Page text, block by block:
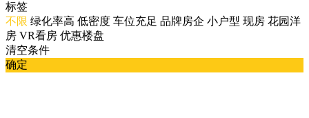
标签
不限 绿化率高 低密度 车位充足 品牌房企 小户型 现房 花园洋
房 VR看房 优惠楼盘
清空条件
确定